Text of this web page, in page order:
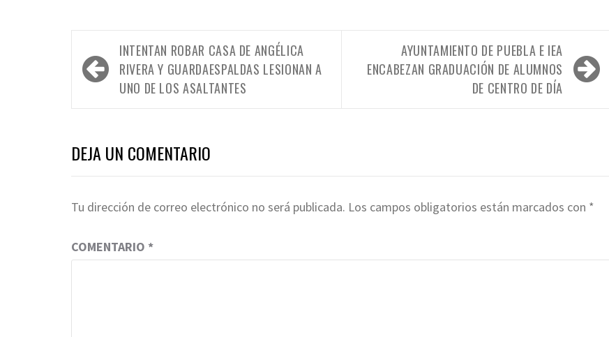
Navegación
de
entradas
INTENTAN ROBAR CASA DE ANGÉLICA
RIVERA Y GUARDAESPALDAS LESIONAN A
UNO DE LOS ASALTANTES
AYUNTAMIENTO DE PUEBLA E IEA
ENCABEZAN GRADUACIÓN DE ALUMNOS
DE CENTRO DE DÍA
DEJA UN COMENTARIO
Tu dirección de correo electrónico no será publicada. Los campos obligatorios están marcados con *
COMENTARIO *